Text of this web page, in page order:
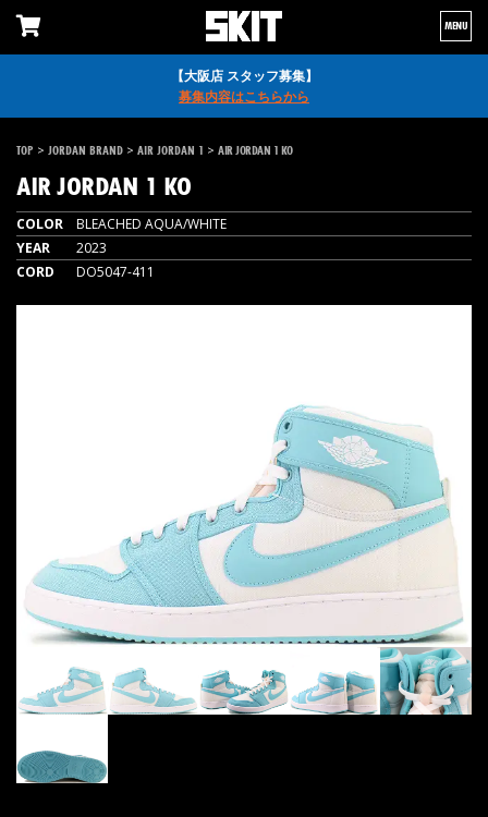
【大阪店 スタッフ募集】
募集内容はこちらから
MENU
TOP > JORDAN BRAND > AIR JORDAN 1 > AIR JORDAN 1 KO
AIR JORDAN 1 KO
COLOR
BLEACHED AQUA/WHITE
YEAR
2023
CORD
DO5047-411